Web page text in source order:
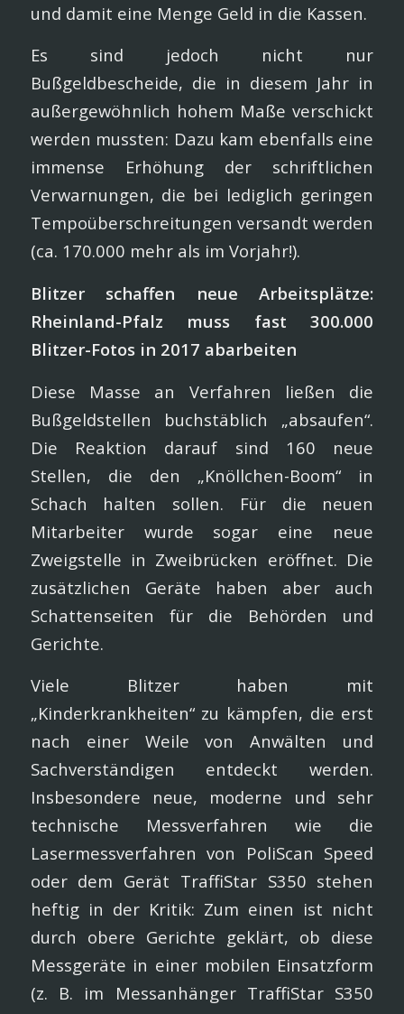
und damit eine Menge Geld in die Kassen.
Es sind jedoch nicht nur
Bußgeldbescheide, die in diesem Jahr in
außergewöhnlich hohem Maße verschickt
werden mussten: Dazu kam ebenfalls eine
immense Erhöhung der schriftlichen
Verwarnungen, die bei lediglich geringen
Tempoüberschreitungen versandt werden
(ca. 170.000 mehr als im Vorjahr!).
Blitzer schaffen neue Arbeitsplätze:
Rheinland-Pfalz muss fast 300.000
Blitzer-Fotos in 2017 abarbeiten
Diese Masse an Verfahren ließen die
Bußgeldstellen buchstäblich „absaufen“.
Die Reaktion darauf sind 160 neue
Stellen, die den „Knöllchen-Boom“ in
Schach halten sollen. Für die neuen
Mitarbeiter wurde sogar eine neue
Zweigstelle in Zweibrücken eröffnet. Die
zusätzlichen Geräte haben aber auch
Schattenseiten für die Behörden und
Gerichte.
Viele Blitzer haben mit
„Kinderkrankheiten“ zu kämpfen, die erst
nach einer Weile von Anwälten und
Sachverständigen entdeckt werden.
Insbesondere neue, moderne und sehr
technische Messverfahren wie die
Lasermessverfahren von PoliScan Speed
oder dem Gerät TraffiStar S350 stehen
heftig in der Kritik: Zum einen ist nicht
durch obere Gerichte geklärt, ob diese
Messgeräte in einer mobilen Einsatzform
(z. B. im Messanhänger TraffiStar S350